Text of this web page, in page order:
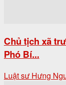
Chủ tịch xã
Phó Bí...
Luật sư Hưng